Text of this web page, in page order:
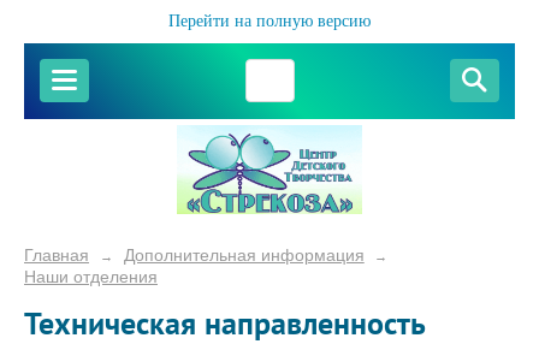
Перейти на полную версию
Главная → Дополнительная информация →
Наши отделения
Техническая направленность